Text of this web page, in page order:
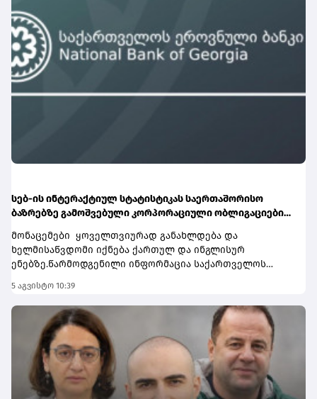
ანგარიშის გახსნას ერთ წუთზე ნაკლები დრო სჭირდება.
დღეს საინვესტიციო პლატფორმის მეშვეობით,
მომხმარებლებისთვის ხელმისაწვდომ
ამერიკულაქციებთან და ETF-ებთან ერთად, ლონდონის
ბაზრის დამატებით საინვესტიციო შესაძლებლობები
კიდევ უფრო გაფართოვდა.ლონდონის საფონდო ბირჟის
დამატება კიდევ ერთი ნაბიჯია თიბისის მიზნისკენ –
პირდაპირმობაილბანკში:
სებ-ის ინტერაქტიულ სტატისტიკას საერთაშორისო
ბაზრებზე გამოშვებული კორპორაციული ობლიგაციების
მონაცემები ყოველთვიურად განახლდება და
ხელმისაწვდომი იქნება ქართულ და ინგლისურ
ენებზე.წარმოდგენილი ინფორმაცია საქართველოს
პროცესში მნიშვნელოვან დახმარებას გაუწევს
კაპიტალის ბაზრის მონაწილეებს - ემიტენტებს,
საბროკერო კომპანიებს და ინვესტორებს. ასევე
ანალიტიკოსებს, სტუდენტებს, მკვლევარებსა და სხვა
დაინტერესებულ პირებს.ამჟამად, ინტერაქტიული
სტატისტიკა მოიცავს ობლიგაციების ბაზრის შემდეგ
სეგმენტებს: საქართველოს ობლიგაციების ბაზარზე
საჯარო შეთავაზების გზით გამოშვებული
5 აგვისტო 10:39